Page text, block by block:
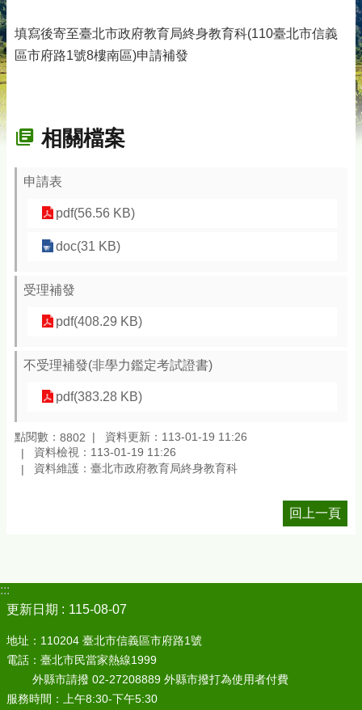
填寫後寄至臺北市政府教育局終身教育科(110臺北市信義
區市府路1號8樓南區)申請補發
相關檔案
申請表
pdf(56.56 KB)
doc(31 KB)
受理補發
pdf(408.29 KB)
不受理補發(非學力鑑定考試證書)
pdf(383.28 KB)
點閱數： 8802
資料更新：113-01-19 11:26
資料檢視：113-01-19 11:26
資料維護：臺北市政府教育局終身教育科
回上一頁
:::
更新日期
115-08-07
地址：110204 臺北市信義區市府路1號
電話：臺北市民當家熱線1999
外縣市請撥 02-27208889 外縣市撥打為使用者付費
服務時間：上午8:30-下午5:30